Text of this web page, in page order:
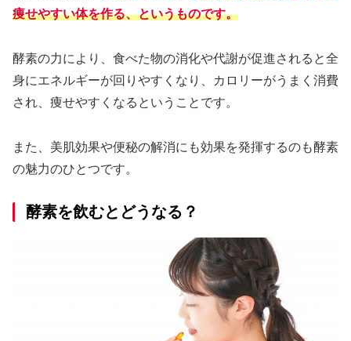
痩せやすい体を作る、というものです。
酵素の力により、食べた物の消化や代謝が促進されると全
身にエネルギーが回りやすくなり、カロリーがうまく消費
され、痩せやすくなるということです。
また、美肌効果や便秘の解消にも効果を発揮するのも酵素
の魅力のひとつです。
酵素を飲むとどうなる？